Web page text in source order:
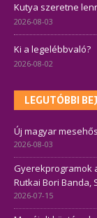
Kutya szeretne
2026-08-03
Ki a legelébbvaló?
2026-08-02
LEGUTÓBBI
Új magyar
2026-08-03
Gyerekprogramok
Rutkai Bori Banda,
2026-07-15